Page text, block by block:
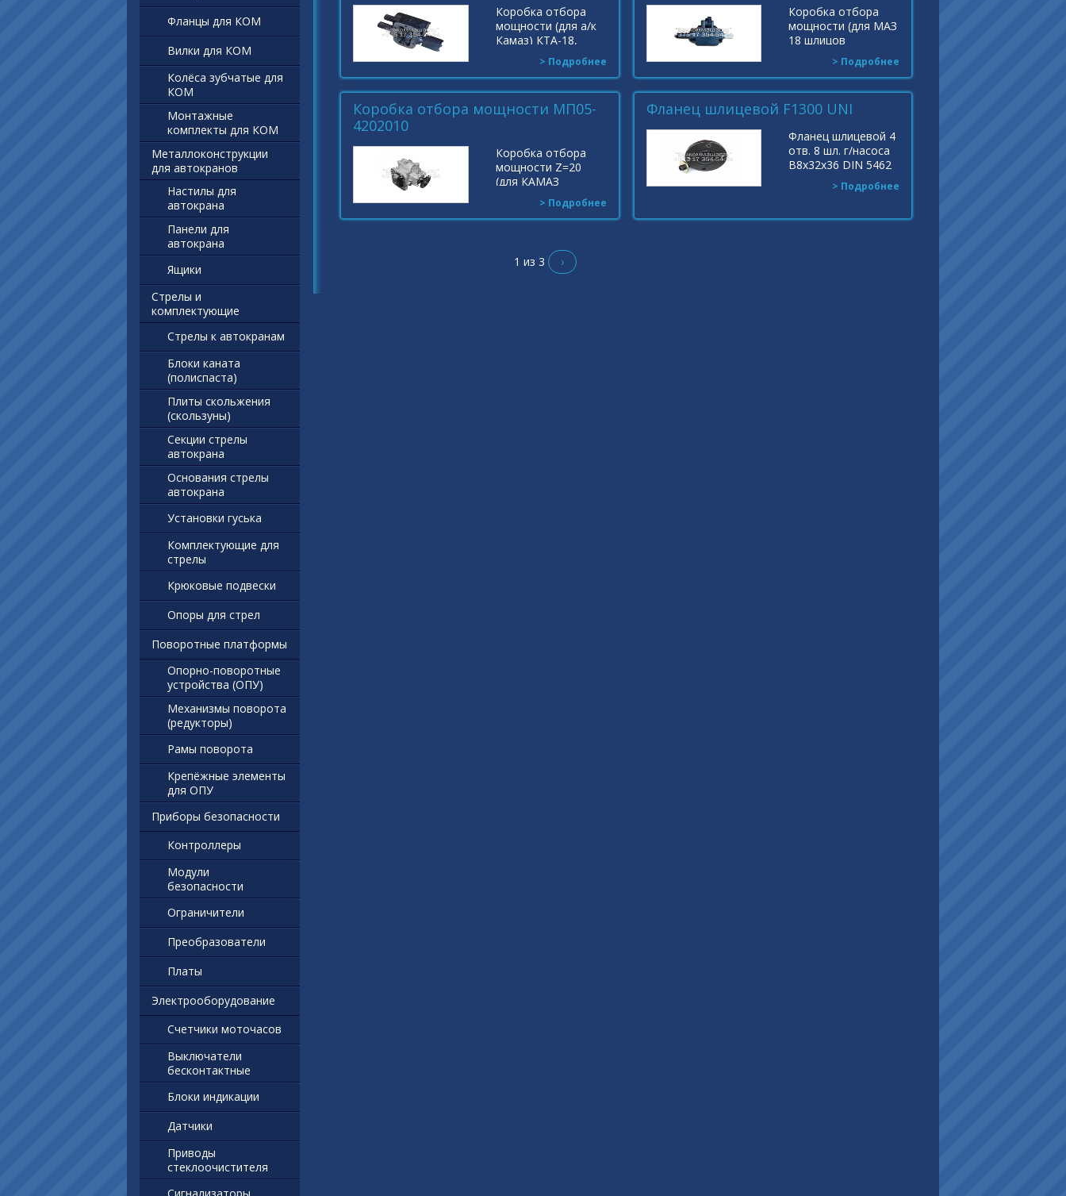
194KSP09000
Индекс:
P30KZP10503
Коробка отбора
мощности (для а/к
Камаз) КТА-18,
КТА-25 ДРОГОБЫЧ
КС-3575АИ.14.100
> Подробнее
Коробка отбора
мощности (для МАЗ
18 шлицов
автокраны
"Ивановец"
КС-3577,КС-45717
(Е2,-3.),КО-523
Индекс:
> Подробнее
Коробка отбора мощности МП05-
4202010
Коробка отбора
мощности Z=20
(для КАМАЗ
КС-35719 2006г.) пр.
зуб, под фланец
Индекс: МП05-
> Подробнее
Фланец шлицевой F1300 UNI
Фланец шлицевой 4
отв. 8 шл. г/насоса
В8х32х36 DIN 5462
Индекс: F1300 UNI
> Подробнее
1 из 3 ›
Фланцы для КОМ
Вилки для КОМ
Колёса зубчатые для
КОМ
Монтажные
комплекты для КОМ
Металлоконструкции
для автокранов
Настилы для
автокрана
Панели для
автокрана
Ящики
Стрелы и
комплектующие
Стрелы к автокранам
Блоки каната
(полиспаста)
Плиты скольжения
(скользуны)
Секции стрелы
автокрана
Основания стрелы
автокрана
Установки гуська
Комплектующие для
стрелы
Крюковые подвески
Опоры для стрел
Поворотные платформы
Опорно-поворотные
устройства (ОПУ)
Механизмы поворота
(редукторы)
Рамы поворота
Крепёжные элементы
для ОПУ
Приборы безопасности
Контроллеры
Модули
безопасности
Ограничители
Преобразователи
Платы
Электрооборудование
Счетчики моточасов
Выключатели
бесконтактные
Блоки индикации
Датчики
Приводы
стеклоочистителя